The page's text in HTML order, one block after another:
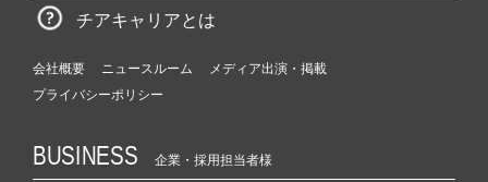
チアキャリアとは
会社概要 ニュースルーム
メディア出演・掲載
プライバシーポリシー
BUSINESS 企業・採用担当者様